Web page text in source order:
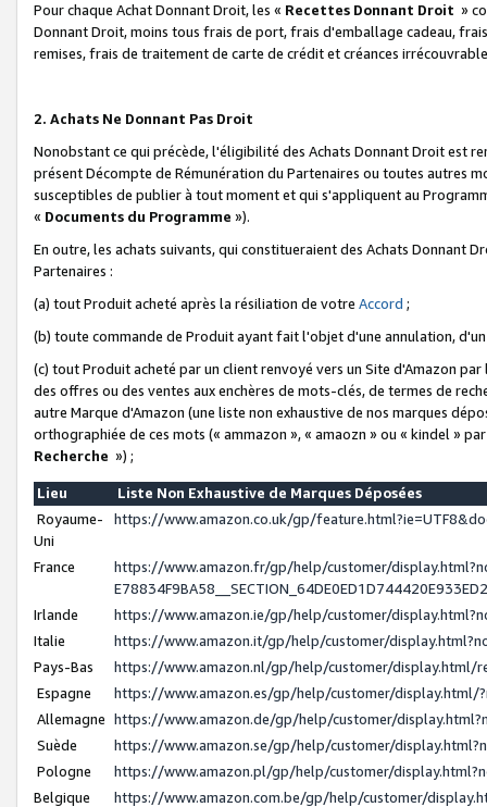
Pour chaque Achat Donnant Droit, les « Recettes Donnant Droit »
Donnant Droit, moins tous frais de port, frais d'emballage cadeau,
remises, frais de traitement de carte de crédit et créances
2. Achats Ne Donnant Pas Droit
Nonobstant ce qui précède, l'éligibilité des Achats Donnant Droit est
présent Décompte de Rémunération du Partenaires ou toutes autres
susceptibles de publier à tout moment et qui s'appliquent au
« Documents du Programme »).
En outre, les achats suivants, qui constitueraient des Achats Donnant
Partenaires :
(a) tout Produit acheté après la résiliation de votre Accord ;
(b) toute commande de Produit ayant fait l'objet d'une annulation,
(c) tout Produit acheté par un client renvoyé vers un Site d'Amazon
des offres ou des ventes aux enchères de mots-clés, de termes de
autre Marque d'Amazon (une liste non exhaustive de nos marques
orthographiée de ces mots (« ammazon », « amaozn » ou « kindel »
Recherche ») ;
Lieu
Liste Non Exhaustive de Marques Déposées
Royaume-
Uni
https://www.amazon.co.uk/gp/
France
https://www.amazon.fr/gp/help/customer/
Irlande
https://www.amazon.ie/gp/help/customer/
Italie
https://www.amazon.it/gp/help/customer/
Pays-Bas
https://www.amazon.nl/gp/help/customer/display.html/
Espagne
https://www.amazon.es/gp/help/customer/display.html/
Allemagne https://www.amazon.de/gp/help/customer/
Suède
https://www.amazon.se/gp/help/customer/
Pologne
https://www.amazon.pl/gp/help/customer/
Belgique
https://www.amazon.com.be/gp/help/customer/